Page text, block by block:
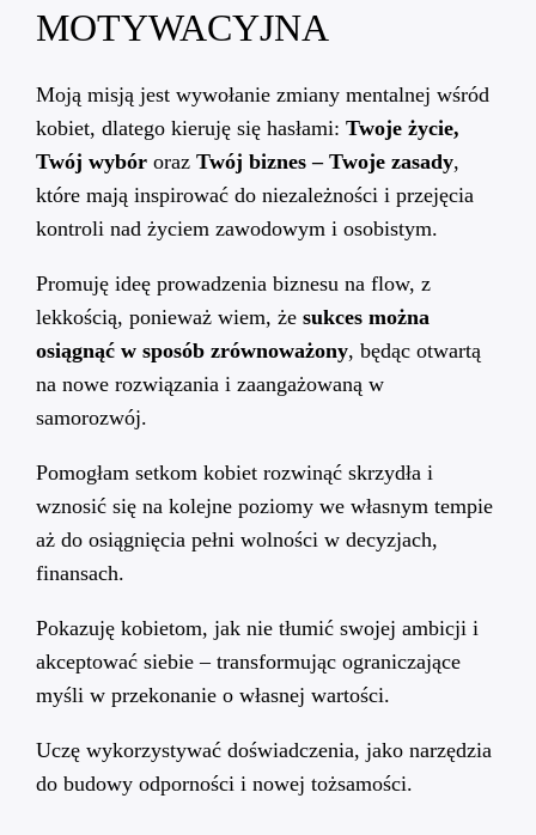
MOTYWACYJNA
Moją misją jest wywołanie zmiany mentalnej wśród
kobiet, dlatego kieruję się hasłami: Twoje życie,
Twój wybór oraz Twój biznes – Twoje zasady,
które mają inspirować do niezależności i przejęcia
kontroli nad życiem zawodowym i osobistym.
Promuję ideę prowadzenia biznesu na flow, z
lekkością, ponieważ wiem, że sukces można
osiągnąć w sposób zrównoważony, będąc otwartą
na nowe rozwiązania i zaangażowaną w
samorozwój.
Pomogłam setkom kobiet rozwinąć skrzydła i
wznosić się na kolejne poziomy we własnym tempie
aż do osiągnięcia pełni wolności w decyzjach,
finansach.
Pokazuję kobietom, jak nie tłumić swojej ambicji i
akceptować siebie – transformując ograniczające
myśli w przekonanie o własnej wartości.
Uczę wykorzystywać doświadczenia, jako narzędzia
do budowy odporności i nowej tożsamości.